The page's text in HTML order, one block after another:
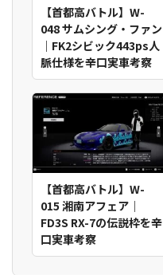
【首都高バトル】W-
048 サムシング・ファン
｜FK2シビック443ps人
脈仕様を辛口実車考察
【首都高バトル】W-
015 湘南アフェア｜
FD3S RX-7の伝説枠を辛
口実車考察